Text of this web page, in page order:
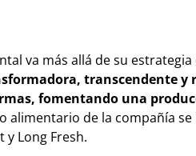
va más allá de su
transcendente y
fomentando una
de la compañía se
y Long Fresh.